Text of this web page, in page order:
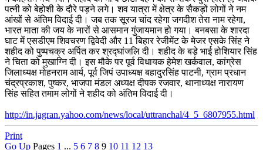
पत्नी को बेहोशी के दौरे पड़ने लगे। शव यात्रा में क्षेत्र के सैकड़ों लोगों ने नम
आंखों से अंतिम विदाई दी। जब तक सूरज चांद रहेगा जगदीश तेरा नाम रहेगा,
भारत माता की जय के नारों से आसमान गुंजायमान हो गया। बनबसा के शारदा
घाट में एसडीएम शिवचरण द्विवेदी और 11 बिहार रेजीमेंट के मेजर एसके सिंह ने
शहीद को पुष्पचक्र अर्पित कर श्रद्घांजलि दी। शहीद के बडे़ भाई होशियार सिंह
ने चिता को मुखाग्नि दी। इस मौके पर पूर्व विधायक हेमेश खर्कवाल, कांग्रेस
जिलाध्यक्ष मोहनराम आर्य, पूर्व जिपं उपाध्यक्ष बहादुरसिंह पाटनी, ग्राम प्रधान
चंद्रप्रकाश, पुष्कर, भाजपा मंडल अध्यक्ष दीपक रजवार, थानाध्यक्ष नारायण
सिंह सहित तमाम लोगों ने शहीद को अंतिम विदाई दी।
http://in.jagran.yahoo.com/news/local/uttranchal/4_5_6807955.html
Print
Go Up Pages 1 ... 5 6 7 8 9 10 11 12 13